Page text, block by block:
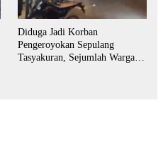
Diduga Jadi Korban
Pengeroyokan Sepulang
Tasyakuran, Sejumlah Warga